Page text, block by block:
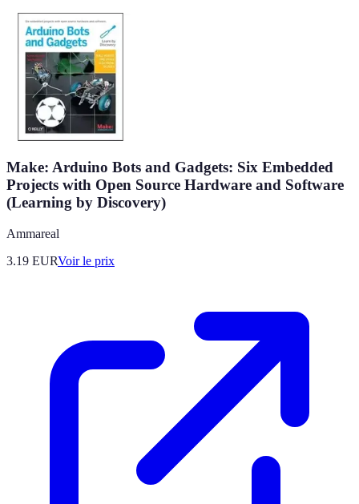
Make: Arduino Bots and Gadgets: Six Embedded
Projects with Open Source Hardware and Software
(Learning by Discovery)
Ammareal
3.19 EURVoir le prix